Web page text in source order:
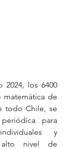
los 6400
matemática de
todo Chile, se
para
y
nivel de